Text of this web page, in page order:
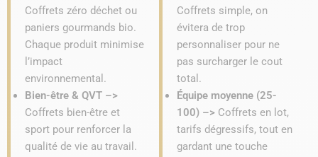
Coffrets zéro déchet ou
paniers gourmands bio.
Chaque produit minimise
l’impact
environnemental.
Bien-être & QVT –>
Coffrets bien-être et
sport pour renforcer la
qualité de vie au travail.
Coffrets simple, on
évitera de trop
personnaliser pour ne
pas surcharger le cout
total.
Équipe moyenne (25-
100) –> Coffrets en lot,
tarifs dégressifs, tout en
gardant une touche